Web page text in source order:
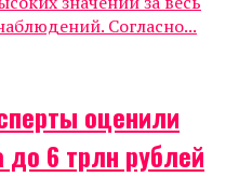
Согласно...
оценили
6 трлн рублей